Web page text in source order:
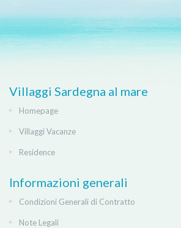
Villaggi Sardegna al mare
Homepage
Villaggi Vacanze
Residence
Informazioni generali
Condizioni Generali di Contratto
Note Legali